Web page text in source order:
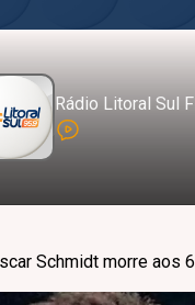
Rádio Litoral Sul
Schmidt morre aos